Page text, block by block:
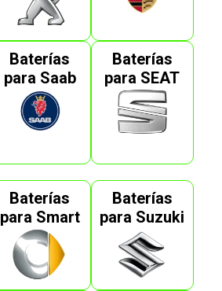
Baterías
para Saab
Baterías
para SEAT
Baterías
para Smart
Baterías
para Suzuki